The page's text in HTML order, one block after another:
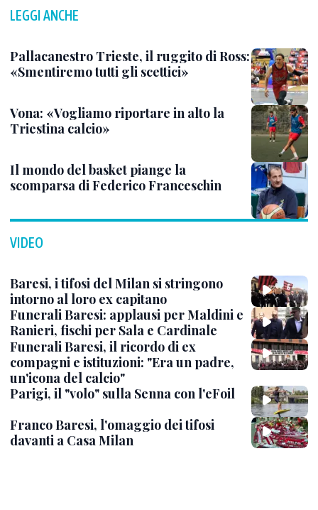
LEGGI ANCHE
Pallacanestro Trieste, il ruggito di Ross:
«Smentiremo tutti gli scettici»
Vona: «Vogliamo riportare in alto la
Triestina calcio»
Il mondo del basket piange la
scomparsa di Federico Franceschin
VIDEO
Baresi, i tifosi del Milan si stringono
intorno al loro ex capitano
Funerali Baresi: applausi per Maldini e
Ranieri, fischi per Sala e Cardinale
Funerali Baresi, il ricordo di ex
compagni e istituzioni: "Era un padre,
un'icona del calcio"
Parigi, il "volo" sulla Senna con l'eFoil
Franco Baresi, l'omaggio dei tifosi
davanti a Casa Milan